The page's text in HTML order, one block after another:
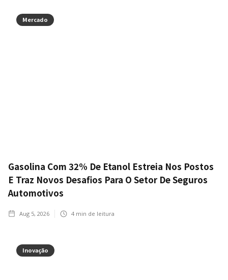
Mercado
Gasolina Com 32% De Etanol Estreia Nos Postos
E Traz Novos Desafios Para O Setor De Seguros
Automotivos
Aug 5, 2026 4 min de leitura
Inovação